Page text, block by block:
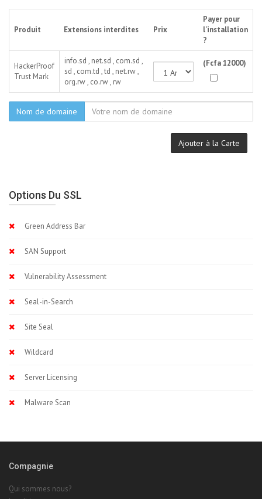
Produit Extensions interdites Prix
Payer pour
l'installation
?
HackerProof
Trust Mark
info.sd , net.sd , com.sd ,
sd , com.td , td , net.rw ,
org.rw , co.rw , rw
(Fcfa 12000)
Nom de domaine
Ajouter à la Carte
Options Du SSL
Green Address Bar
SAN Support
Vulnerability Assessment
Seal-in-Search
Site Seal
Wildcard
Server Licensing
Malware Scan
Compagnie
Qui sommes nous?